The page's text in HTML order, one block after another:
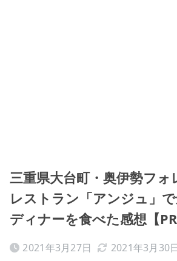
三重県大台町・奥伊勢フ
レストラン「アンジュ」
ディナーを食べた感想【PR
2021年3月27日 2021年3月30日